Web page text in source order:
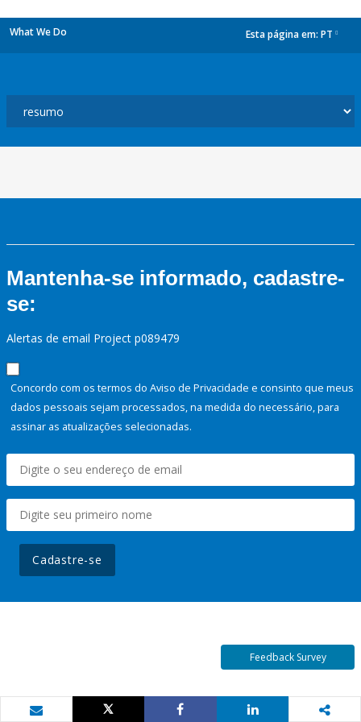
What We Do Esta página em: PT
Mantenha-se informado, cadastre-
se:
Alertas de email Project p089479
Concordo com os termos do Aviso de Privacidade e consinto que meus
dados pessoais sejam processados, na medida do necessário, para
assinar as atualizações selecionadas.
Cadastre-se
Feedback Survey